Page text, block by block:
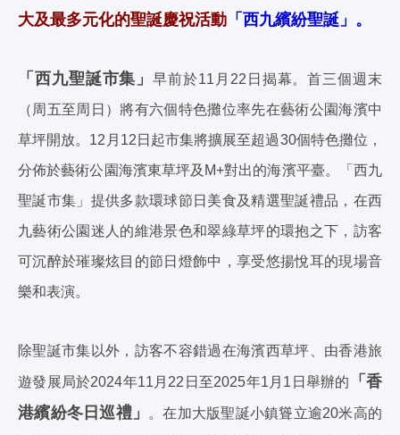
大及最多元化的聖誕慶祝活動 「西九繽紛聖誕」。
「西九聖誕市集」早前於11月22日揭幕。首三個週末
（周五至周日）將有六個特色攤位率先在藝術公園海濱中
草坪開放。12月12日起市集將擴展至超過30個特色攤位，
分佈於藝術公園海濱東草坪及M+對出的海濱平臺。「西九
聖誕市集」提供多款環球節日美食及精選聖誕禮品，在西
九藝術公園迷人的維港景色和翠綠草坪的環抱之下，訪客
可沉醉於璀璨炫目的節日燈飾中，享受悠揚悅耳的現場音
樂和表演。
除聖誕市集以外，訪客不容錯過在海濱西草坪、由香港旅
遊發展局於2024年11月22日至2025年1月1日舉辦的
「香
港繽紛冬日巡禮」
。在加大版聖誕小鎮聳立逾20米高的